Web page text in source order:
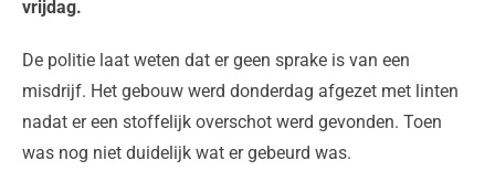
vrijdag.
De politie laat weten dat er geen sprake is van een
misdrijf. Het gebouw werd donderdag afgezet met linten
nadat er een stoffelijk overschot werd gevonden. Toen
was nog niet duidelijk wat er gebeurd was.